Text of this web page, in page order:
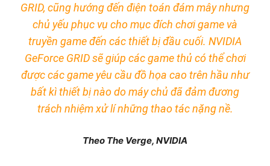
GRID, cũng hướng đến điện toán đám mây nhưng
chủ yếu phục vụ cho mục đích chơi game và
truyền game đến các thiết bị đầu cuối. NVIDIA
GeForce GRID sẽ giúp các game thủ có thể chơi
được các game yêu cầu đồ họa cao trên hầu như
bất kì thiết bị nào do máy chủ đã đảm đương
trách nhiệm xử lí những thao tác nặng nề.
Theo The Verge, NVIDIA